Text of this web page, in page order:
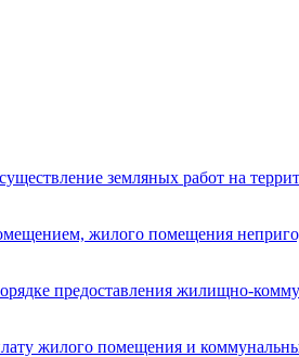
земляных работ на
жилого помещения
предоставления жилищно-
жилого помещения и